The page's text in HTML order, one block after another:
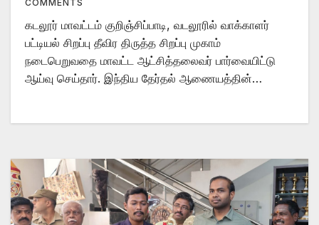
COMMENTS
கடலூர் மாவட்டம் குறிஞ்சிப்பாடி, வடலூரில் வாக்காளர்
பட்டியல் சிறப்பு தீவிர திருத்த சிறப்பு முகாம்
நடைபெறுவதை மாவட்ட ஆட்சித்தலைவர் பார்வையிட்டு
ஆய்வு செய்தார். இந்திய தேர்தல் ஆணையத்தின்…